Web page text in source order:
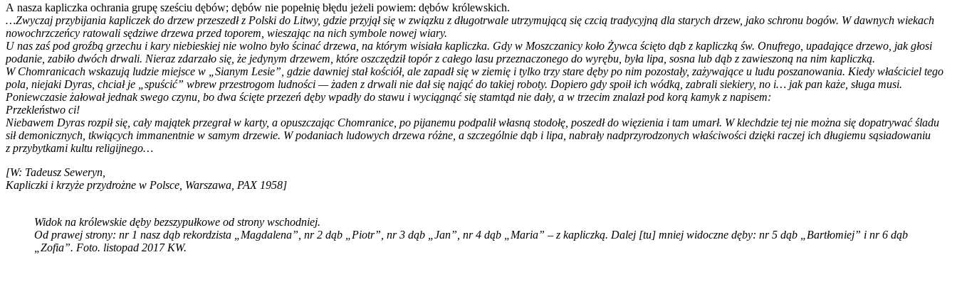
A nasza kapliczka ochrania grupę sześciu dębów; dębów nie popełnię błędu jeżeli powiem: dębów królewskich.
…Zwyczaj przybijania kapliczek do drzew przeszedł z Polski do Litwy, gdzie przyjął się w związku z długotrwale utrzymującą się czcią tradycyjną dla starych drzew, jako schronu bogów. W dawnych wiekach
nowochrzczeńcy ratowali sędziwe drzewa przed toporem, wieszając na nich symbole nowej wiary.
U nas zaś pod groźbą grzechu i kary niebieskiej nie wolno było ścinać drzewa, na którym wisiała kapliczka. Gdy w Moszczanicy koło Żywca ścięto dąb z kapliczką św. Onufrego, upadające drzewo, jak głosi
podanie, zabiło dwóch drwali. Nieraz zdarzało się, że jedynym drzewem, które oszczędził topór z całego lasu przeznaczonego do wyrębu, była lipa, sosna lub dąb z zawieszoną na nim kapliczką.
W Chomranicach wskazują ludzie miejsce w „Sianym Lesie”, gdzie dawniej stał kościół, ale zapadł się w ziemię i tylko trzy stare dęby po nim pozostały, zażywające u ludu poszanowania. Kiedy właściciel tego
pola, niejaki Dyras, chciał je „spuścić” wbrew przestrogom ludności — żaden z drwali nie dał się nająć do takiej roboty. Dopiero gdy spoił ich wódką, zabrali siekiery, no i… jak pan każe, sługa musi.
Poniewczasie żałował jednak swego czynu, bo dwa ścięte przezeń dęby wpadły do stawu i wyciągnąć się stamtąd nie dały, a w trzecim znalazł pod korą kamyk z napisem:
Przekleństwo ci!
Niebawem Dyras rozpił się, cały majątek przegrał w karty, a opuszczając Chomranice, po pijanemu podpalił własną stodołę, poszedł do więzienia i tam umarł. W klechdzie tej nie można się dopatrywać śladu
sił demonicznych, tkwiących immanentnie w samym drzewie. W podaniach ludowych drzewa różne, a szczególnie dąb i lipa, nabrały nadprzyrodzonych właściwości dzięki raczej ich długiemu sąsiadowaniu
z przybytkami kultu religijnego…
[W: Tadeusz Seweryn,
Kapliczki i krzyże przydrożne w Polsce, Warszawa, PAX 1958]
Widok na królewskie dęby bezszypułkowe od strony wschodniej.
Od prawej strony: nr 1 nasz dąb rekordzista „Magdalena”, nr 2 dąb „Piotr”, nr 3 dąb „Jan”, nr 4 dąb „Maria” – z kapliczką. Dalej [tu] mniej widoczne dęby: nr 5 dąb „Bartłomiej” i nr 6 dąb
„Zofia”. Foto. listopad 2017 KW.